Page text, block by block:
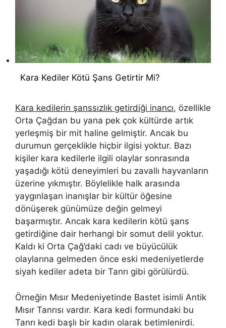
Kara Kediler Kötü Şans Getirtir Mi?
Kara kedilerin şanssızlık getirdiği inancı, özellikle
Orta Çağdan bu yana pek çok kültürde artık
yerleşmiş bir mit haline gelmiştir. Ancak bu
durumun gerçeklikle hiçbir ilgisi yoktur. Bazı
kişiler kara kedilerle ilgili olaylar sonrasında
yaşadığı kötü deneyimleri bu zavallı hayvanların
üzerine yıkmıştır. Böylelikle halk arasında
yaygınlaşan inanışlar bir kültür öğesine
dönüşerek günümüze değin gelmeyi
başarmıştır. Ancak kara kedilerin kötü şans
getirdiğine dair herhangi bir somut delil yoktur.
Kaldı ki Orta Çağ’daki cadı ve büyücülük
olaylarına gelmeden önce eski medeniyetlerde
siyah kediler adeta bir Tanrı gibi görülürdü.
Örneğin Mısır Medeniyetinde Bastet isimli Antik
Mısır Tanrısı vardır. Kara kedi formundaki bu
Tanrı kedi başlı bir kadın olarak betimlenirdi.